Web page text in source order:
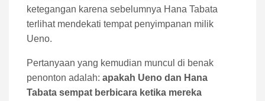
ketegangan karena sebelumnya Hana Tabata
terlihat mendekati tempat penyimpanan milik
Ueno.
Pertanyaan yang kemudian muncul di benak
penonton adalah: apakah Ueno dan Hana
Tabata sempat berbicara ketika mereka